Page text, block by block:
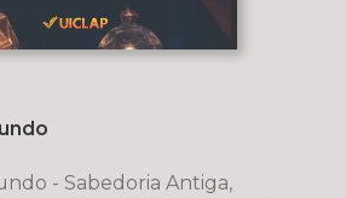
- Sabedoria Antiga,